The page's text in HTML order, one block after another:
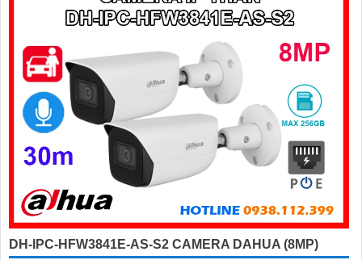
DH-IPC-HFW3841E-AS-S2 CAMERA DAHUA (8MP)